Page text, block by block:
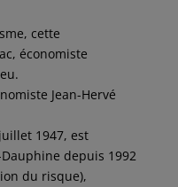
cette
économiste
Jean-Hervé
1947, est
depuis 1992
du risque),